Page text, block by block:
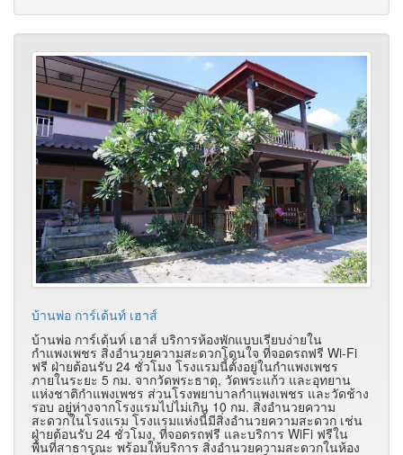
บ้านพ่อ การ์เด้นท์ เฮาส์
บ้านพ่อ การ์เด้นท์ เฮาส์ บริการห้องพักแบบเรียบง่ายใน
กำแพงเพชร สิ่งอำนวยความสะดวกโดนใจ ที่จอดรถฟรี Wi-Fi
ฟรี ฝ่ายต้อนรับ 24 ชั่วโมง โรงแรมนี้ตั้งอยู่ในกำแพงเพชร
ภายในระยะ 5 กม. จากวัดพระธาตุ, วัดพระแก้ว และอุทยาน
แห่งชาติกำแพงเพชร ส่วนโรงพยาบาลกำแพงเพชร และวัดช้าง
รอบ อยู่ห่างจากโรงแรมไปไม่เกิน 10 กม. สิ่งอำนวยความ
สะดวกในโรงแรม โรงแรมแห่งนี้มีสิ่งอำนวยความสะดวก เช่น
ฝ่ายต้อนรับ 24 ชั่วโมง, ที่จอดรถฟรี และบริการ WiFi ฟรีใน
พื้นที่สาธารณะ พร้อมให้บริการ สิ่งอำนวยความสะดวกในห้อง